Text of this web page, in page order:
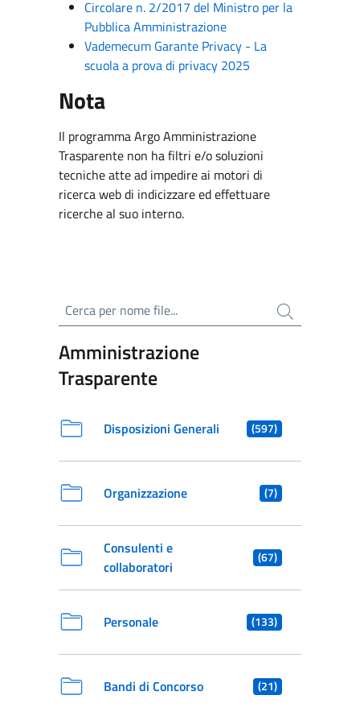
Circolare n. 2/2017 del Ministro per la
Pubblica Amministrazione
Vademecum Garante Privacy - La
scuola a prova di privacy 2025
Nota
Il programma Argo Amministrazione
Trasparente non ha filtri e/o soluzioni
tecniche atte ad impedire ai motori di
ricerca web di indicizzare ed effettuare
ricerche al suo interno.
Cerca per nome file
Amministrazione
Trasparente
Disposizioni Generali (597)
Organizzazione (7)
Consulenti e
collaboratori
(67)
Personale (133)
Bandi di Concorso (21)